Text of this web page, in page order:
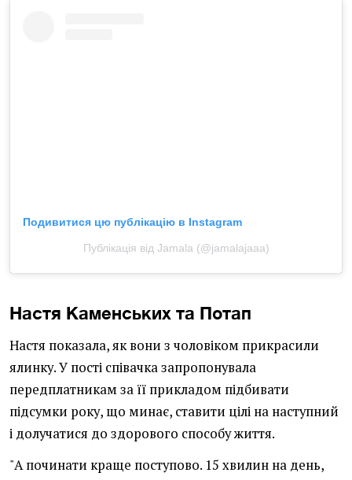
Подивитися цю публікацію в Instagram
Публікація від Jamala (@jamalajaaa)
Настя Каменських та Потап
Настя показала, як вони з чоловіком прикрасили
ялинку. У пості співачка запропонувала
передплатникам за її прикладом підбивати
підсумки року, що минає, ставити цілі на наступний
і долучатися до здорового способу життя.
"А починати краще поступово. 15 хвилин на день,